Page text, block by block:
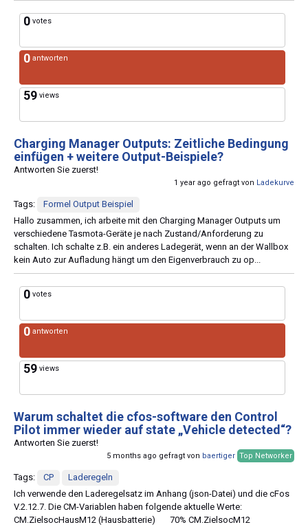
0 votes
0 antworten
59 views
Charging Manager Outputs: Zeitliche Bedingung
einfügen + weitere Output-Beispiele?
Antworten Sie zuerst!
1 year ago gefragt von Ladekurve
Tags:
Formel Output Beispiel
Hallo zusammen, ich arbeite mit den Charging Manager Outputs um
verschiedene Tasmota-Geräte je nach Zustand/Anforderung zu
schalten. Ich schalte z.B. ein anderes Ladegerät, wenn an der Wallbox
kein Auto zur Aufladung hängt um den Eigenverbrauch zu op...
0 votes
0 antworten
59 views
Warum schaltet die cfos-software den Control
Pilot immer wieder auf state „Vehicle detected“?
Antworten Sie zuerst!
5 months ago gefragt von baertiger Top Networker
Tags: CP
Laderegeln
Ich verwende den Laderegelsatz im Anhang (json-Datei) und die cFos
V.2.12.7. Die CM-Variablen haben folgende aktuelle Werte:
CM.ZielsocHausM12 (Hausbatterie) 70% CM.ZielsocM12